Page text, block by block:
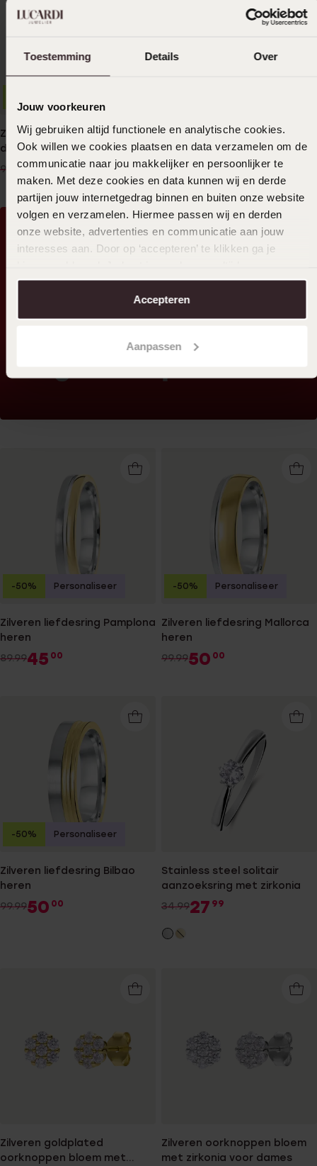
Toestemming Details Over
Jouw voorkeuren
Wij gebruiken altijd functionele en analytische cookies.
Ook willen we cookies plaatsen en data verzamelen om de
communicatie naar jou makkelijker en persoonlijker te
maken. Met deze cookies en data kunnen wij en derde
partijen jouw internetgedrag binnen en buiten onze website
volgen en verzamelen. Hiermee passen wij en derden
onze website, advertenties en communicatie aan jouw
interesses aan. Door op ‘accepteren’ te klikken ga je
aanpassen. Lees er meer over in onscookiebeleid.
Accepteren
Aanpassen
Zilveren liefdesring Bilbao
dames zirkonia
99.995000
Zilveren liefdesring
Salamanca heren
99.995000
Zilveren liefdesring Pamplona
heren
89.9945 00
-50% Personaliseer
Zilveren liefdesring Mallorca
heren
99.9950 00
-50% Personaliseer
Zilveren liefdesring Bilbao
heren
99.9950 00
-50% Personaliseer
Stainless steel solitair
aanzoeksring met zirkonia
34.9927 99
Zilveren goldplated
oorknoppen bloem met
Zilveren oorknoppen bloem
met zirkonia voor dames